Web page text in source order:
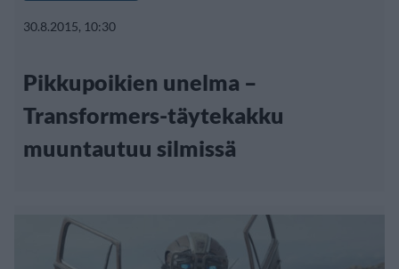
30.8.2015, 10:30
Pikkupoikien unelma –
Transformers-täytekakku
muuntautuu silmissä